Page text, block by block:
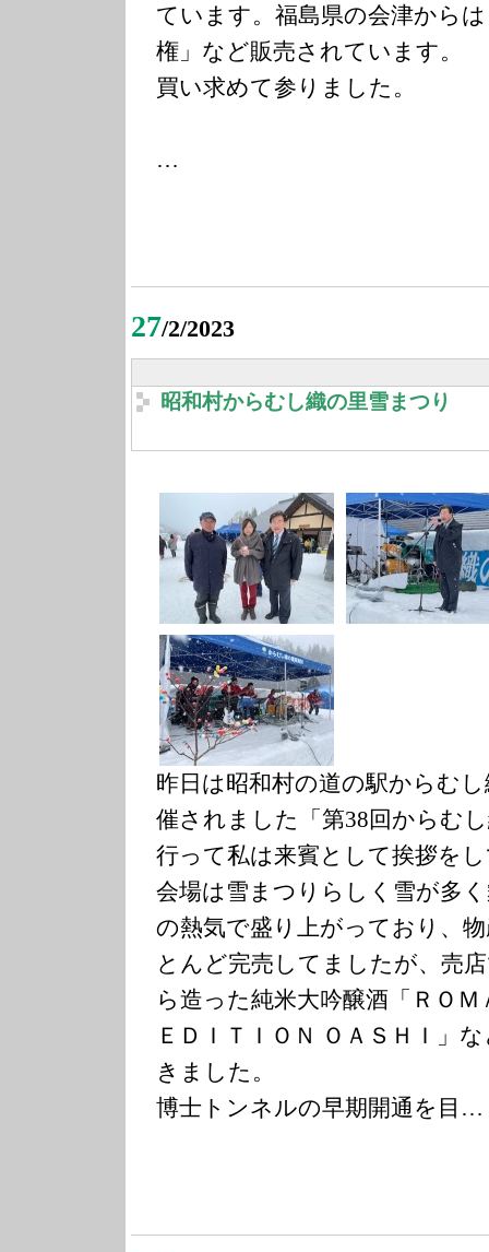
ています。福島県の会津から
権」など販売されています。
買い求めて参りました。
…
27/2/2023
昭和村からむし織の里雪まつり
昨日は昭和村の道の駅からむ
催されました「第38回からむ
行って私は来賓として挨拶を
会場は雪まつりらしく雪が多
の熱気で盛り上がっており、
とんど完売してましたが、売
ら造った純米大吟醸酒「ＲＯＭ
ＥＤＩＴＩＯＮ ＯＡＳＨＩ」
きました。
博士トンネルの早期開通を目…